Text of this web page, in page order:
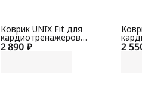
2 890 ₽
Коврик UNIX Fit для
кардиотренажёров
150x90x0,6 см 2